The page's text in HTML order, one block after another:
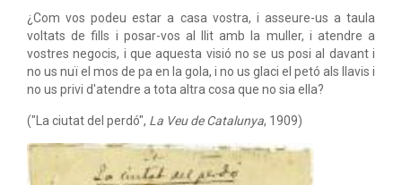
¿Com vos podeu estar a casa vostra, i asseure-us a taula
voltats de fills i posar-vos al llit amb la muller, i atendre a
vostres negocis, i que aquesta visió no se us posi al davant i
no us nuï el mos de pa en la gola, i no us glaci el petó als llavis i
no us privi d'atendre a tota altra cosa que no sia ella?
("La ciutat del perdó", La Veu de Catalunya, 1909)